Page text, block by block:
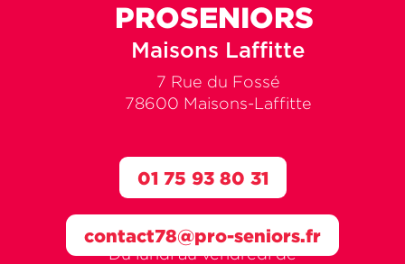
PROSENIORS
Maisons Laffitte
7 Rue du Fossé
78600 Maisons-Laffitte
Du lundi au vendredi de
contact78@pro-seniors.fr
01 75 93 80 31